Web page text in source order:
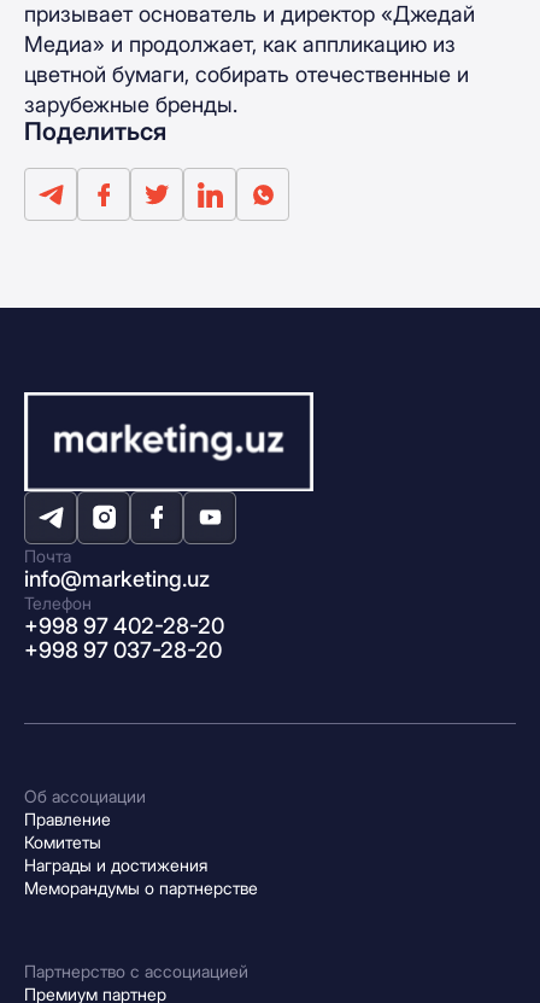
призывает основатель и директор «Джедай
Медиа» и продолжает, как аппликацию из
цветной бумаги, собирать отечественные и
зарубежные бренды.
Поделиться
Почта
info@marketing.uz
Телефон
+998 97 402-28-20
+998 97 037-28-20
Об ассоциации
Правление
Комитеты
Награды и достижения
Меморандумы о партнерстве
Партнерство с ассоциацией
Премиум партнер